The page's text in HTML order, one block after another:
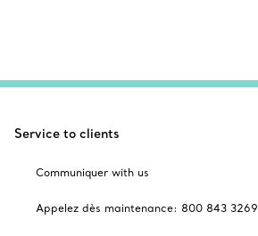
Service to clients
Communiquer with us
Appelez dès maintenance: 800 843 3269